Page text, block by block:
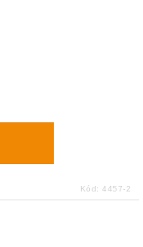
Kód: 4457-2